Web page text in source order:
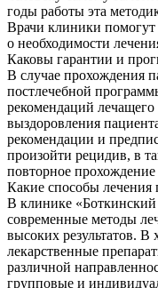
годы работы эта
Врачи клиники
о необходимости
Каковы гарантии и
В случае прохождения
постлечебной
рекомендаций
выздоровления
рекомендации и
произойти рецидив, в
повторное прохождение
Какие способы
В клинике
современные методы
высоких результатов. В
лекарственные
различной
групповые и